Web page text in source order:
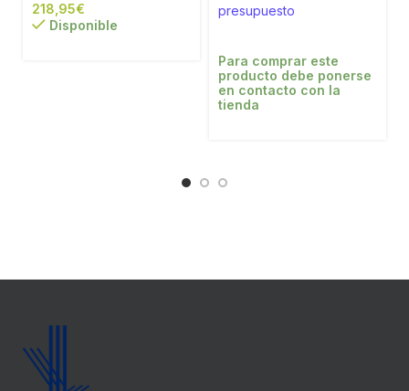
€
Disponible
presupuesto
Para comprar este
producto debe ponerse
en contacto con la
tienda